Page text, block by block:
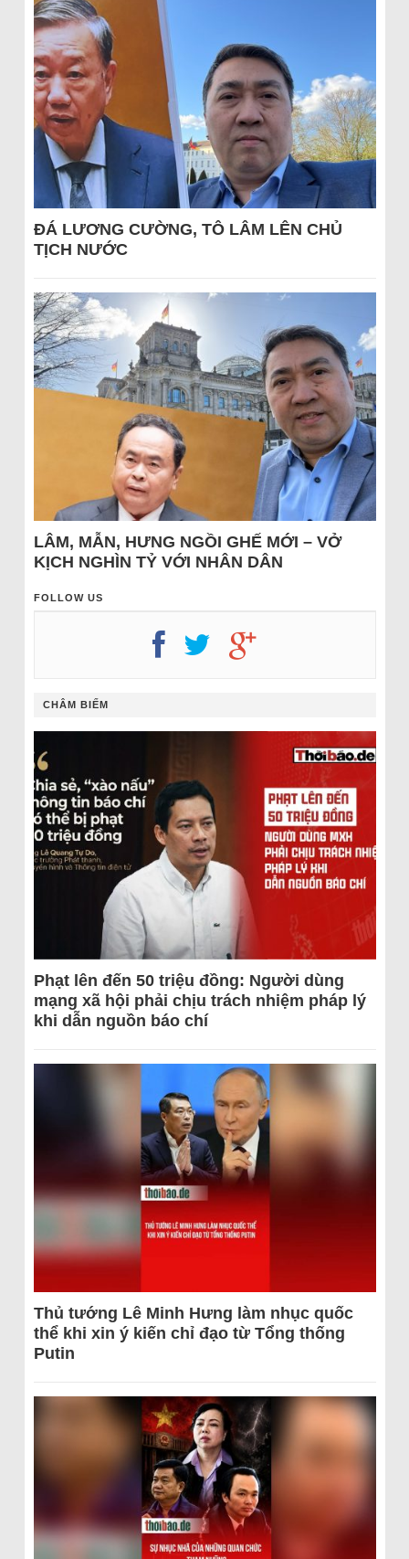
ĐÁ LƯƠNG CƯỜNG, TÔ LÂM LÊN CHỦ
TỊCH NƯỚC
LÂM, MẪN, HƯNG NGỒI GHẾ MỚI – VỞ
KỊCH NGHÌN TỶ VỚI NHÂN DÂN
FOLLOW US
CHÂM BIẾM
Phạt lên đến 50 triệu đồng: Người dùng
mạng xã hội phải chịu trách nhiệm pháp lý
khi dẫn nguồn báo chí
Thủ tướng Lê Minh Hưng làm nhục quốc
thể khi xin ý kiến chỉ đạo từ Tổng thống
Putin